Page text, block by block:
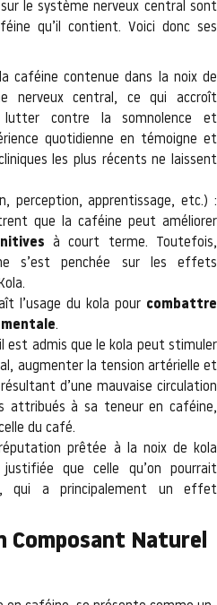
le système nerveux central sont
qu’il contient. Voici donc ses
caféine contenue dans la noix de
nerveux central, ce qui accroît
contre la somnolence et
quotidienne en témoigne et
les plus récents ne laissent
perception, apprentissage, etc.) :
que la caféine peut améliorer
à court terme. Toutefois,
s’est penchée sur les effets
l’usage du kola pour combattre
.
est admis que le kola peut stimuler
augmenter la tension artérielle et
d’une mauvaise circulation
attribués à sa teneur en caféine,
du café.
prêtée à la noix de kola
que celle qu’on pourrait
qui a principalement un effet
Composant Naturel